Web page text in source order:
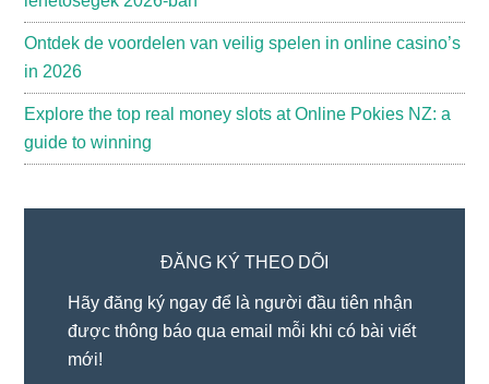
Ontdek de voordelen van veilig spelen in online casino’s
in 2026
Explore the top real money slots at Online Pokies NZ: a
guide to winning
ĐĂNG KÝ THEO DÕI
Hãy đăng ký ngay để là người đầu tiên nhận
được thông báo qua email mỗi khi có bài viết
mới!